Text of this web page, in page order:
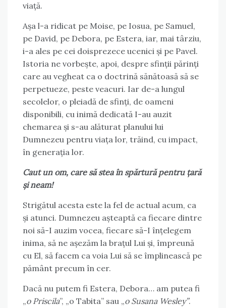
viață.
Așa l-a ridicat pe Moise, pe Iosua, pe Samuel,
pe David, pe Debora, pe Estera, iar, mai târziu,
i-a ales pe cei doisprezece ucenici și pe Pavel.
Istoria ne vorbește, apoi, despre sfinții părinți
care au vegheat ca o doctrină sănătoasă să se
perpetueze, peste veacuri. Iar de-a lungul
secolelor, o pleiadă de sfinți, de oameni
disponibili, cu inimă dedicată I-au auzit
chemarea și s-au alăturat planului lui
Dumnezeu pentru viața lor, trăind, cu impact,
în generația lor.
Caut un om, care să stea în spărtură pentru țară
și neam!
Strigătul acesta este la fel de actual acum, ca
și atunci. Dumnezeu așteaptă ca fiecare dintre
noi să-I auzim vocea, fiecare să-I înțelegem
inima, să ne așezăm la brațul Lui și, împreună
cu El, să facem ca voia Lui să se împlinească pe
pământ precum în cer.
Dacă nu putem fi Estera, Debora… am putea fi
„o Priscila”, „o Tabita” sau „o Susana Wesley”.